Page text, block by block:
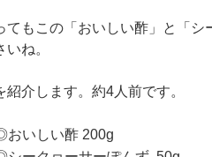
てもこの「おいしい酢」と「シ
いね。
紹介します。約4人前です。
いしい酢 200g